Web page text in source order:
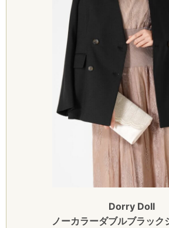
Dorry Doll
ノーカラーダブルブラック